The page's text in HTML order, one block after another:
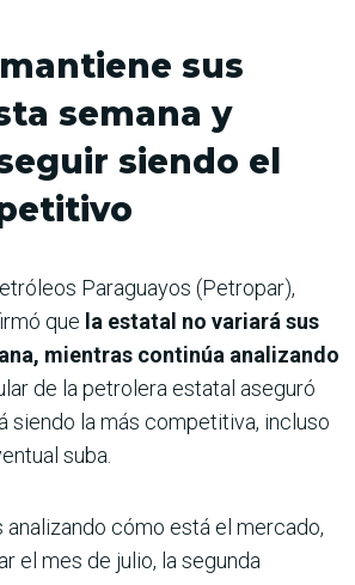
sus
semana y
siendo el
Paraguayos (Petropar),
que la estatal no variará sus
mientras continúa analizando
de la petrolera estatal aseguró
siendo la más competitiva, incluso
suba.
analizando cómo está el mercado,
el mes de julio, la segunda